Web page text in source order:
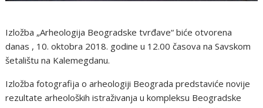
Izložba „Arheologija Beogradske tvrđave“ biće otvorena
danas , 10. oktobra 2018. godine u 12.00 časova na Savskom
šetalištu na Kalemegdanu.
Izložba fotografija o arheologiji Beograda predstaviće novije
rezultate arheoloških istraživanja u kompleksu Beogradske